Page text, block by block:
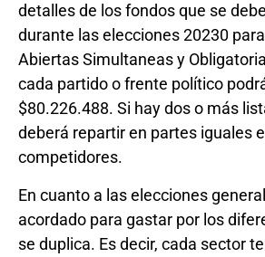
detalles de los fondos que se
durante las elecciones 20230
Abiertas Simultaneas y
cada partido o frente político
$80.226.488. Si hay dos o más
deberá repartir en partes iguales
competidores.
En cuanto a las elecciones
acordado para gastar por los
se duplica. Es decir, cada sector